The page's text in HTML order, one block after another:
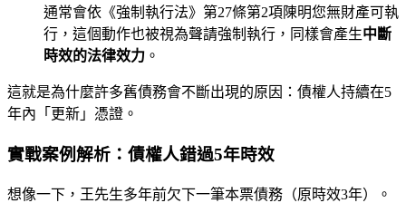
通常會依《強制執行法》第27條第2項陳明您無財產可執
行，這個動作也被視為聲請強制執行，同樣會產生中斷
時效的法律效力 。
這就是為什麼許多舊債務會不斷出現的原因：債權人持續在5
年內「更新」憑證。
實戰案例解析：債權人錯過5年時效
想像一下，王先生多年前欠下一筆本票債務（原時效3年）。